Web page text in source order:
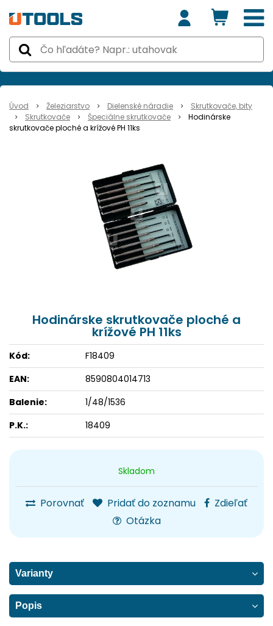
Úvod Železiarstvo Dielenské náradie
Skrutkovače, bity
Skrutkovače
Špeciálne skrutkovače
Hodinárske
skrutkovače ploché a krížové PH 11ks
Skladom
Porovnať Pridať do zoznamu
Zdieľať
Otázka
Hodinárske skrutkovače ploché a
krížové PH 11ks
Kód:
F18409
EAN:
8590804014713
Balenie:
1/48/1536
P.K.:
18409
Varianty
Popis